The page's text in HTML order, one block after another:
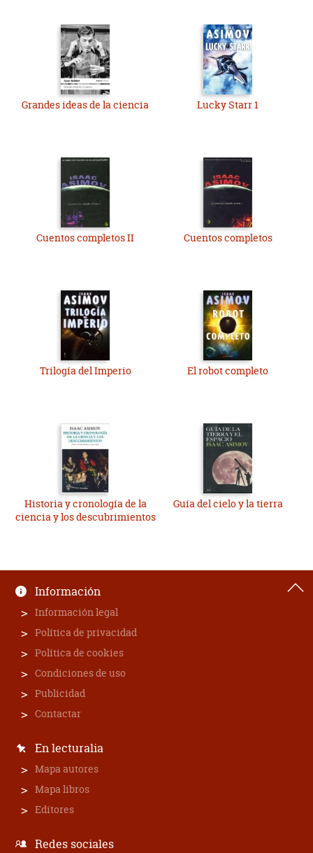
Grandes ideas de la ciencia Lucky Starr 1
Cuentos completos II Cuentos completos
Trilogía del Imperio El robot completo
Historia y cronología de la
ciencia y los descubrimientos
Guía del cielo y la tierra
Información
Información legal
Política de privacidad
Política de cookies
Condiciones de uso
Publicidad
Contactar
En lecturalia
Mapa autores
Mapa libros
Editores
Redes sociales